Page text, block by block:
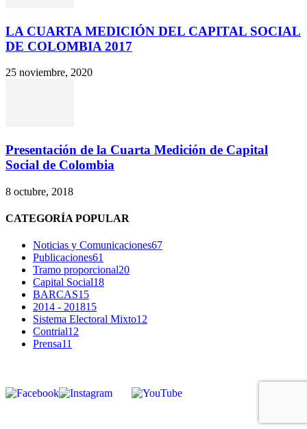
LA CUARTA MEDICIÓN DEL CAPITAL SOCIAL
DE COLOMBIA 2017
25 noviembre, 2020
Presentación de la Cuarta Medición de Capital
Social de Colombia
8 octubre, 2018
CATEGORÍA POPULAR
Noticias y Comunicaciones67
Publicaciones61
Tramo proporcional20
Capital Social18
BARCAS15
2014 - 201815
Sistema Electoral Mixto12
Contrial12
Prensa11